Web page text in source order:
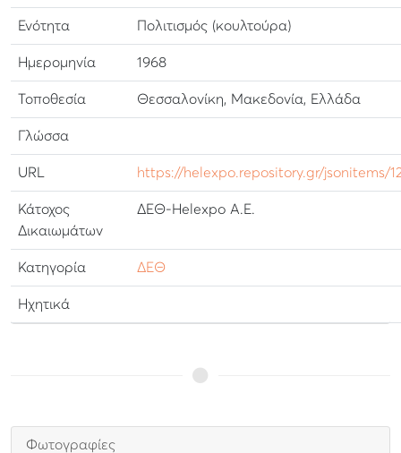
Ενότητα Πολιτισμός (κουλτούρα)
Ημερομηνία 1968
Τοποθεσία Θεσσαλονίκη, Μακεδονία, Ελλάδα
Γλώσσα
URL https://helexpo.repository.gr/jsonitems/
Κάτοχος
Δικαιωμάτων
ΔΕΘ-Helexpo Α.Ε.
Κατηγορία ΔΕΘ
Ηχητικά
Φωτογραφίες